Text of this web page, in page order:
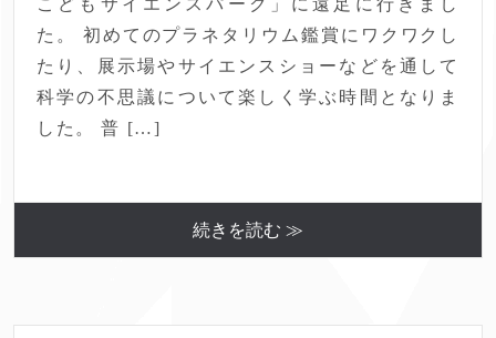
た。 初めてのプラネタリウム鑑賞にワクワクし
たり、展示場やサイエンスショーなどを通して
科学の不思議について楽しく学ぶ時間となりま
した。 普 […]
続きを読む ≫